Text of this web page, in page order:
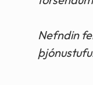
Nefndin